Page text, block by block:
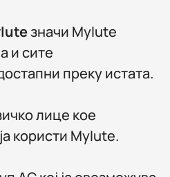
значи MyIute
и сите
преку истата.
лице кое
користи MyIute.